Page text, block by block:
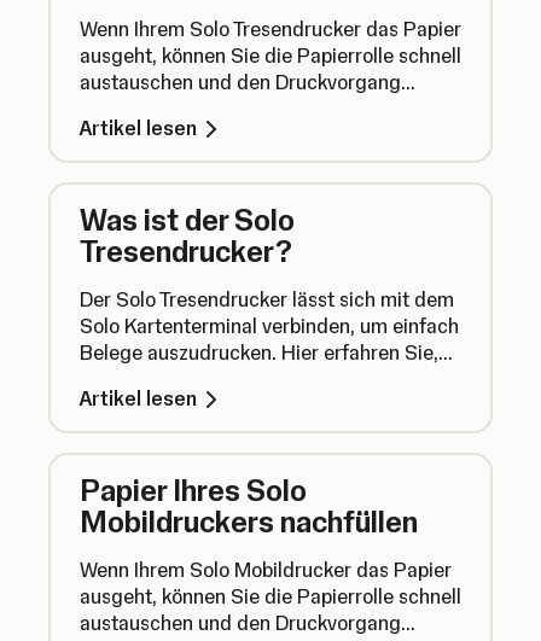
Wenn Ihrem Solo Tresendrucker das Papier
ausgeht, können Sie die Papierrolle schnell
austauschen und den Druckvorgang
Artikel lesen
Was ist der Solo
Tresendrucker?
Der Solo Tresendrucker lässt sich mit dem
Solo Kartenterminal verbinden, um einfach
Belege auszudrucken. Hier erfahren Sie,
Artikel lesen
Papier Ihres Solo
Mobildruckers nachfüllen
Wenn Ihrem Solo Mobildrucker das Papier
ausgeht, können Sie die Papierrolle schnell
austauschen und den Druckvorgang